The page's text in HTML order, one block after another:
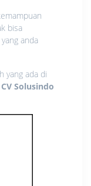
bisa
anda
yang ada di
CV Solusindo